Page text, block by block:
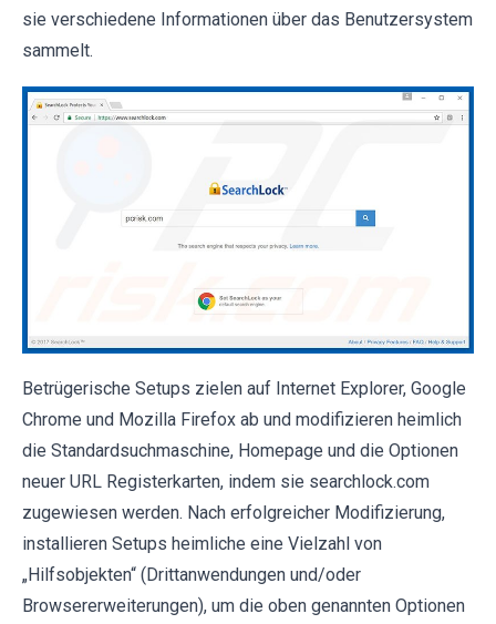
sie verschiedene Informationen über das Benutzersystem
sammelt.
Betrügerische Setups zielen auf Internet Explorer, Google
Chrome und Mozilla Firefox ab und modifizieren heimlich
die Standardsuchmaschine, Homepage und die Optionen
neuer URL Registerkarten, indem sie searchlock.com
zugewiesen werden. Nach erfolgreicher Modifizierung,
installieren Setups heimliche eine Vielzahl von
„Hilfsobjekten“ (Drittanwendungen und/oder
Browsererweiterungen), um die oben genannten Optionen